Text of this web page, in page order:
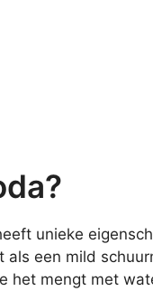
unieke
een mild
het mengt met